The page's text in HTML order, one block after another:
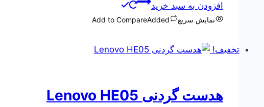
افزودن به سبد خرید
نمایش سریع Add to CompareAdded
تخفیف!
هدست گردنی Lenovo HE05